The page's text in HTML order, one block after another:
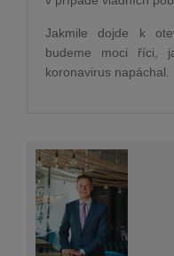
Jakmile dojde k
budeme moci říci,
koronavirus napáchal.